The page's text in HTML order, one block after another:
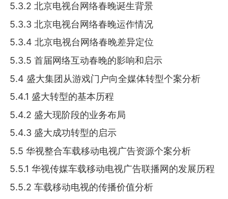
5.3.2 北京电视台网络春晚诞生背景
5.3.3 北京电视台网络春晚运作情况
5.3.4 北京电视台网络春晚差异定位
5.3.5 首届网络互动春晚的影响和启示
5.4 盛大集团从游戏门户向全媒体转型个案分析
5.4.1 盛大转型的基本历程
5.4.2 盛大现阶段的业务布局
5.4.3 盛大成功转型的启示
5.5 华视整合车载移动电视广告资源个案分析
5.5.1 华视传媒车载移动电视广告联播网的发展历程
5.5.2 车载移动电视的传播价值分析